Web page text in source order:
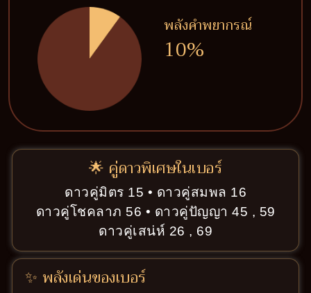
พลังคำพยากรณ์
10%
🌟 คู่ดาวพิเศษในเบอร์
ดาวคู่มิตร 15 • ดาวคู่สมพล 16
ดาวคู่โชคลาภ 56 • ดาวคู่ปัญญา 45 , 59
ดาวคู่เสน่ห์ 26 , 69
✨ พลังเด่นของเบอร์